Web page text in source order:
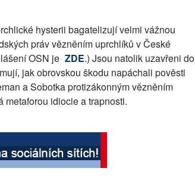
hysterii bagatelizují velmi vážnou
práv vězněním uprchlíků v České
OSN je ZDE.) Jsou natolik uzavřeni do
jak obrovskou škodu napáchali pověsti
a Sobotka protizákonným vězněním
metaforou idiocie a trapnosti.